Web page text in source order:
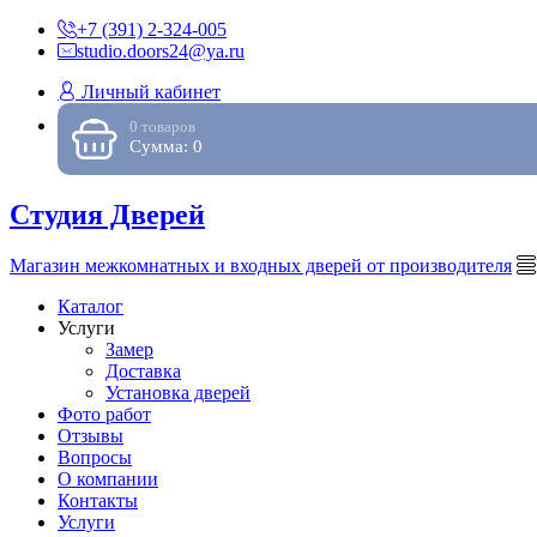
+7 (391) 2-324-005
studio.doors24@ya.ru
Личный кабинет
0 товаров
Сумма: 0
Студия Дверей
Магазин межкомнатных и входных дверей от производителя
Каталог
Услуги
Замер
Доставка
Установка дверей
Фото работ
Отзывы
Вопросы
О компании
Контакты
Услуги